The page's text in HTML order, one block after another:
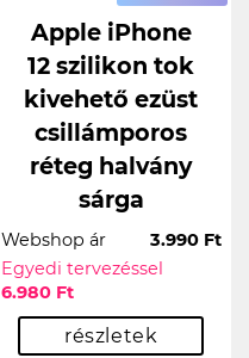
Apple iPhone
12 szilikon tok
kivehető ezüst
csillámporos
réteg halvány
sárga
Webshop ár
3.990 Ft
Egyedi tervezéssel
6.980 Ft
részletek